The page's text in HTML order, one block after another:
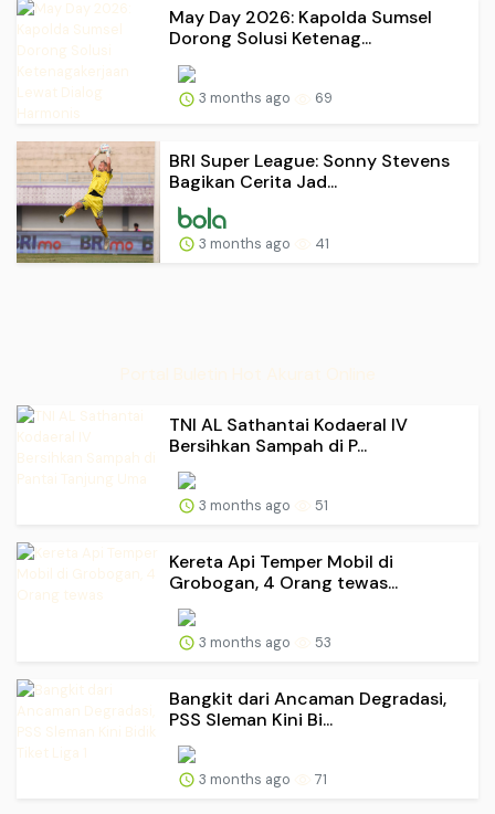
May Day 2026: Kapolda Sumsel
Dorong Solusi Ketenag...
3 months ago 69
BRI Super League: Sonny Stevens
Bagikan Cerita Jad...
3 months ago 41
TNI AL Sathantai Kodaeral IV
Bersihkan Sampah di P...
3 months ago 51
Kereta Api Temper Mobil di
Grobogan, 4 Orang tewas...
3 months ago 53
Bangkit dari Ancaman Degradasi,
PSS Sleman Kini Bi...
3 months ago 71